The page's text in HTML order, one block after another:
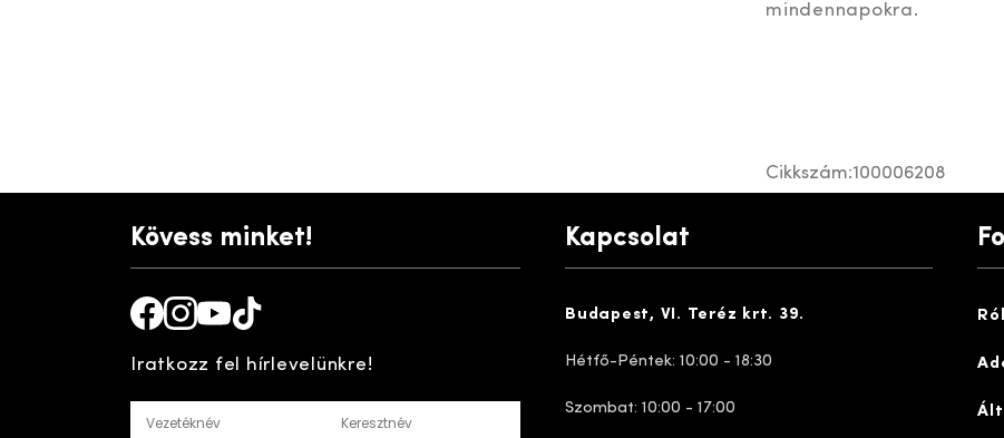
mindennapokra.
Cikkszám:100006208
Kövess minket!
Iratkozz fel hírlevelünkre!
Vezetéknév Keresztnév
Kapcsolat
Budapest, VI. Teréz krt. 39.
Hétfő-Péntek: 10:00 - 18:30
Szombat: 10:00 - 17:00